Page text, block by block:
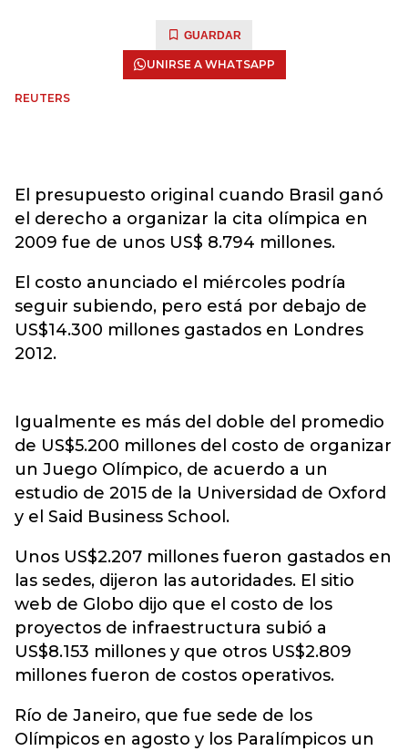
GUARDAR
UNIRSE A WHATSAPP
REUTERS
El presupuesto original cuando Brasil ganó
el derecho a organizar la cita olímpica en
2009 fue de unos US$ 8.794 millones.
El costo anunciado el miércoles podría
seguir subiendo, pero está por debajo de
US$14.300 millones gastados en Londres
2012.
Igualmente es más del doble del promedio
de US$5.200 millones del costo de organizar
un Juego Olímpico, de acuerdo a un
estudio de 2015 de la Universidad de Oxford
y el Said Business School.
Unos US$2.207 millones fueron gastados en
las sedes, dijeron las autoridades. El sitio
web de Globo dijo que el costo de los
proyectos de infraestructura subió a
US$8.153 millones y que otros US$2.809
millones fueron de costos operativos.
Río de Janeiro, que fue sede de los
Olímpicos en agosto y los Paralímpicos un